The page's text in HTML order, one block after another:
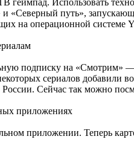
«Северный путь»,
на операционной системе
подписку на «Смотрим» —
сериалов добавили
Сейчас так можно
приложениях
приложении. Теперь